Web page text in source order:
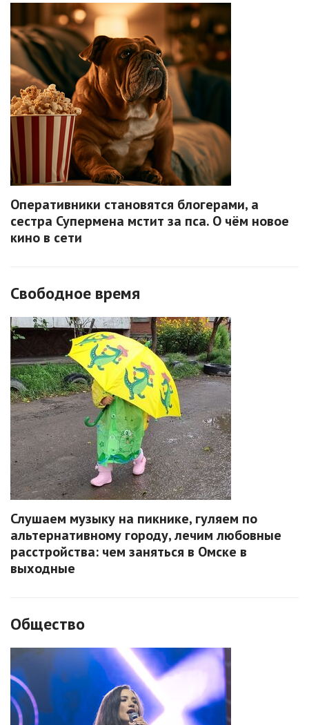
Оперативники становятся блогерами, а
сестра Супермена мстит за пса. О чём новое
кино в сети
Свободное время
Слушаем музыку на пикнике, гуляем по
альтернативному городу, лечим любовные
расстройства: чем заняться в Омске в
выходные
Общество